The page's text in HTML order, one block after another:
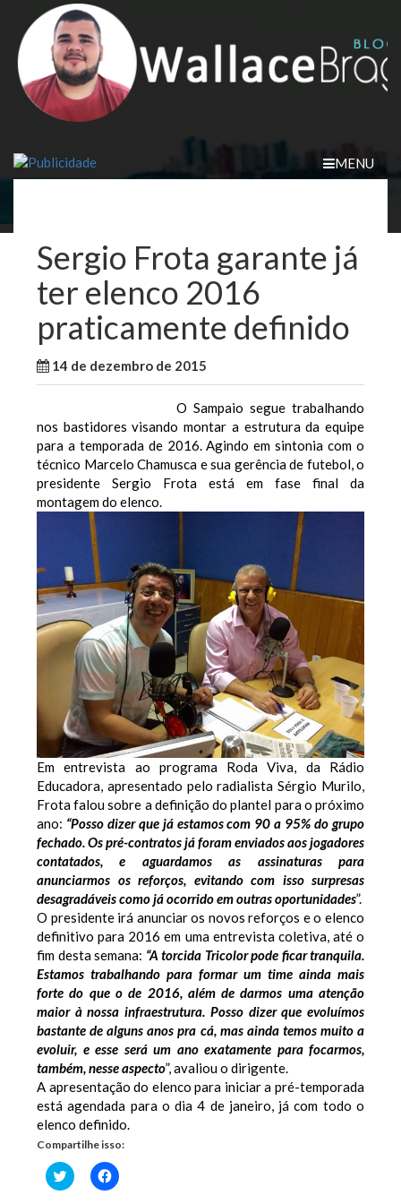
content
MENU
Sergio Frota garante já
ter elenco 2016
praticamente definido
14 de dezembro de 2015
O Sampaio segue trabalhando
nos bastidores visando montar a estrutura da equipe
para a temporada de 2016. Agindo em sintonia com o
técnico Marcelo Chamusca e sua gerência de futebol, o
presidente Sergio Frota está em fase final da
montagem do elenco.
Em entrevista ao programa Roda Viva, da Rádio
Educadora, apresentado pelo radialista Sérgio Murilo,
Frota falou sobre a definição do plantel para o próximo
ano: “Posso dizer que já estamos com 90 a 95% do grupo
fechado. Os pré-contratos já foram enviados aos jogadores
contatados, e aguardamos as assinaturas para
anunciarmos os reforços, evitando com isso surpresas
desagradáveis como já ocorrido em outras oportunidades”.
O presidente irá anunciar os novos reforços e o elenco
definitivo para 2016 em uma entrevista coletiva, até o
fim desta semana: “A torcida Tricolor pode ficar tranquila.
Estamos trabalhando para formar um time ainda mais
forte do que o de 2016, além de darmos uma atenção
maior à nossa infraestrutura. Posso dizer que evoluímos
bastante de alguns anos pra cá, mas ainda temos muito a
evoluir, e esse será um ano exatamente para focarmos,
também, nesse aspecto”, avaliou o dirigente.
A apresentação do elenco para iniciar a pré-temporada
está agendada para o dia 4 de janeiro, já com todo o
elenco definido.
Compartilhe isso:
Clique
para
Clique
para